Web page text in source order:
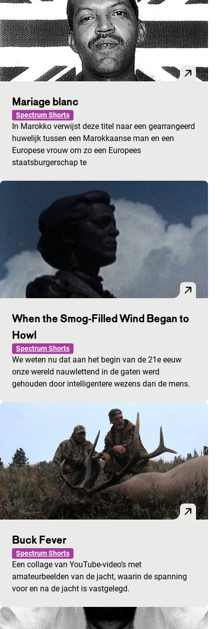
Mariage blanc
Spectrum Shorts
In Marokko verwijst deze titel naar een gearrangeerd
huwelijk tussen een Marokkaanse man en een
Europese vrouw om zo een Europees
staatsburgerschap te
When the Smog-Filled Wind Began to
Howl
Spectrum Shorts
We weten nu dat aan het begin van de 21e eeuw
onze wereld nauwlettend in de gaten werd
gehouden door intelligentere wezens dan de mens.
Buck Fever
Spectrum Shorts
Een collage van YouTube-video’s met
amateurbeelden van de jacht, waarin de spanning
voor en na de jacht is vastgelegd.